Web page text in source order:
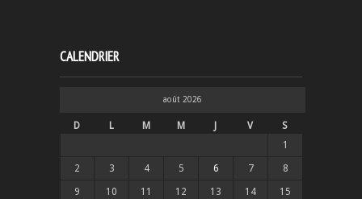
CALENDRIER
août 2026
D L M M V S
1
2 3 4 5 6 7 8
9 10 11 12 13 14 15